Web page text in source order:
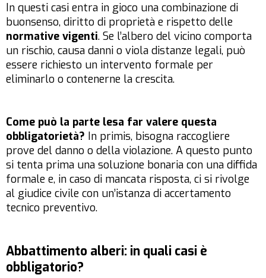
In questi casi entra in gioco una combinazione di
buonsenso, diritto di proprietà e rispetto delle
normative vigenti. Se l’albero del vicino comporta
un rischio, causa danni o viola distanze legali, può
essere richiesto un intervento formale per
eliminarlo o contenerne la crescita.
Come può la parte lesa far valere questa
obbligatorietà? In primis, bisogna raccogliere
prove del danno o della violazione. A questo punto
si tenta prima una soluzione bonaria con una diffida
formale e, in caso di mancata risposta, ci si rivolge
al giudice civile con un’istanza di accertamento
tecnico preventivo.
Abbattimento alberi: in quali casi è
obbligatorio?